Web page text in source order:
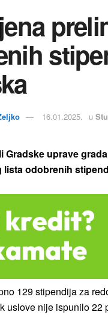
16.01.2025. u
Gradske uprave
lista odobrenih
129 stipendija za
uslove nije ispunilo 22